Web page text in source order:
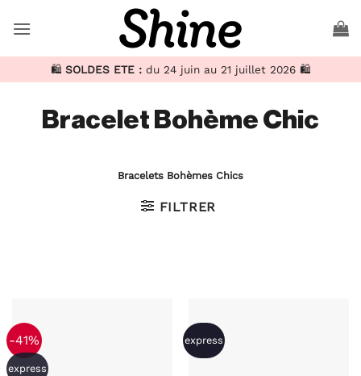
au
🛍️ SOLDES ETE : du 24 juin au 21 juillet 2026 🛍️
Bracelet Bohème Chic
Bracelets Bohèmes Chics
FILTRER
-41%
express
express